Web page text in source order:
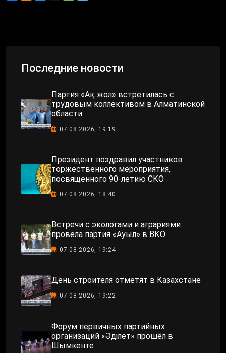
Последние новости
Партия «Ақ жол» встретилась с
трудовым коллективом в Алматинской
области
07.08.2026, 19:19
Президент поздравил участников
торжественного мероприятия,
посвященного 90-летию СКО
07.08.2026, 18:40
Встречи с экологами и аграриями
провела партия «Ауыл» в ВКО
07.08.2026, 19:24
День строителя отметят в Казахстане
07.08.2026, 19:22
Форум первичных партийных
организаций «Әділет» прошёл в
Шымкенте